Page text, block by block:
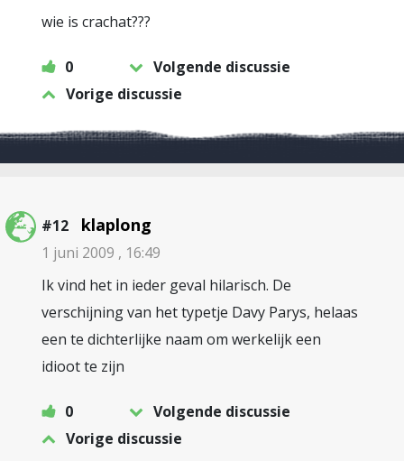
wie is crachat???
0
Volgende discussie
Vorige discussie
#12 klaplong
1 juni 2009 , 16:49
Ik vind het in ieder geval hilarisch. De
verschijning van het typetje Davy Parys, helaas
een te dichterlijke naam om werkelijk een
idioot te zijn
0
Volgende discussie
Vorige discussie